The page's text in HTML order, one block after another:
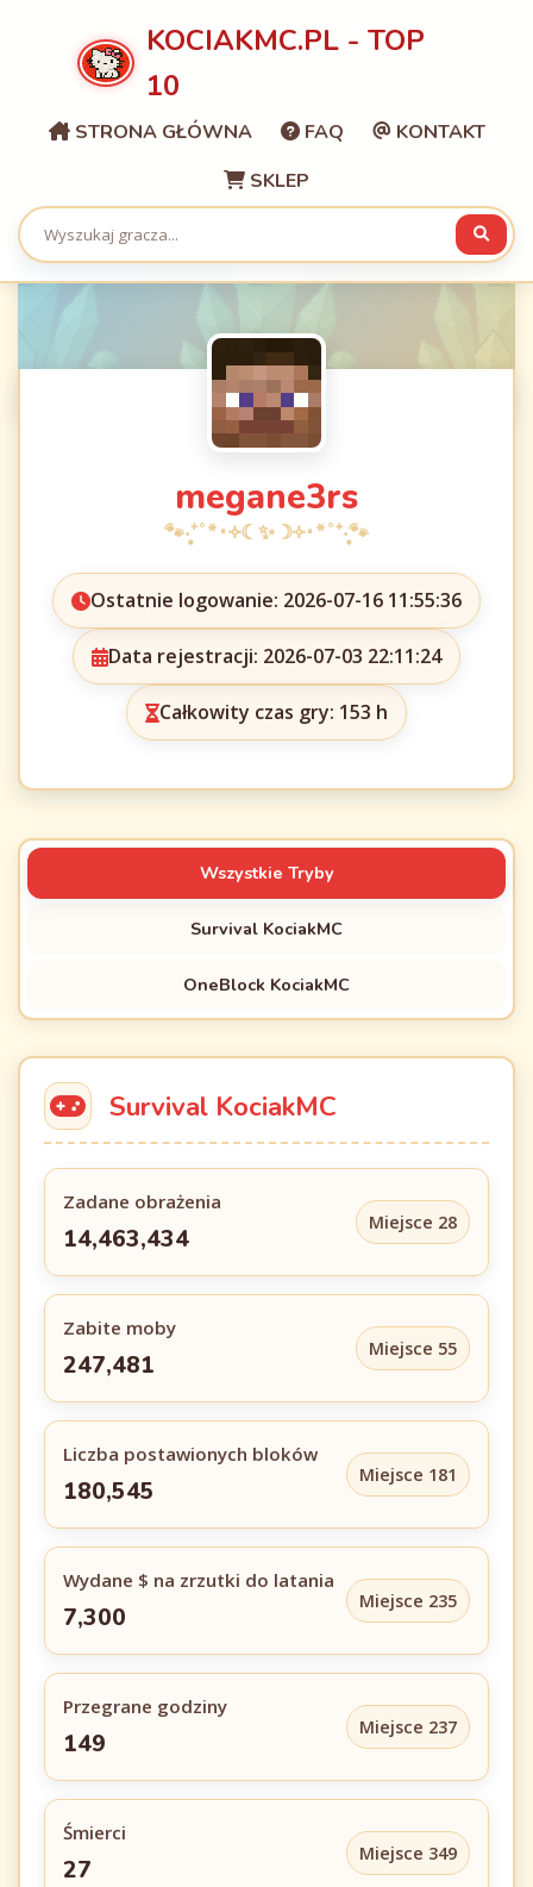
KOCIAKMC.PL - TOP
10
STRONA GŁÓWNA FAQ
KONTAKT
SKLEP
megane3rs
Ostatnie logowanie: 2026-07-16 11:55:36
Data rejestracji: 2026-07-03 22:11:24
Całkowity czas gry: 153 h
Wszystkie Tryby
Survival KociakMC
OneBlock KociakMC
Survival KociakMC
Zadane obrażenia
14,463,434
Miejsce 28
Zabite moby
247,481
Miejsce 55
Liczba postawionych bloków
180,545
Miejsce 181
Wydane $ na zrzutki do latania
7,300
Miejsce 235
Przegrane godziny
149
Miejsce 237
Śmierci
27
Miejsce 349